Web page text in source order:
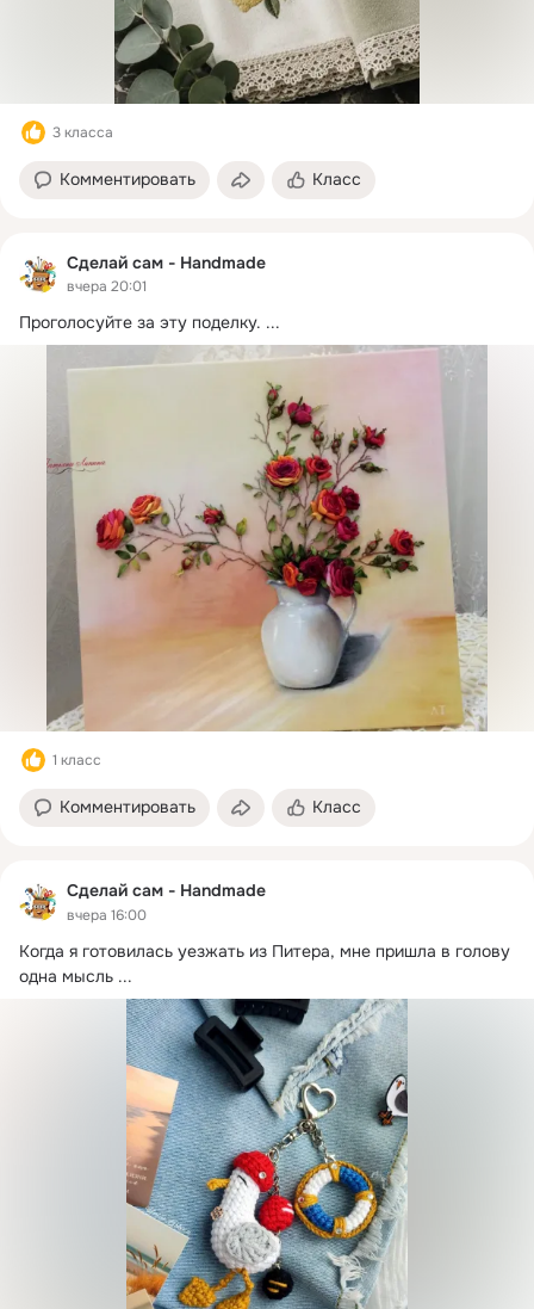
3 класса
Комментировать Класс
Сделай сам - Handmade
вчера 20:01
Проголосуйте за эту поделку. ...
1 класс
Комментировать Класс
Сделай сам - Handmade
вчера 16:00
Когда я готовилась уезжать из Питера, мне пришла в голову
одна мысль ...